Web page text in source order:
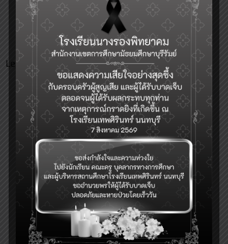
Article Rating
Leave a Reply